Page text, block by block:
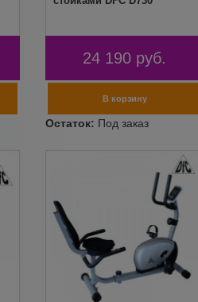
24 190 руб.